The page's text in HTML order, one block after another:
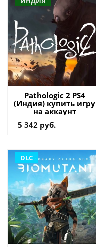
Pathologic 2 PS4
(Индия) купить игру
на аккаунт
5 342 руб.
DLC